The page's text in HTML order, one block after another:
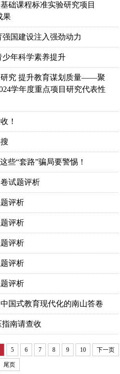
础课程标准实验研究项目
果
国建设注入强劲动力
年科学素养提升
研究 提升教育谋划质量——聚
学年度重点项目研究代表性
！
些“套路”骗局要警惕！
试题评析
评析
评析
评析
评析
评析
国式教育现代化的南山答卷
南请查收
5 6 7 8 9 10 下一页
尾页